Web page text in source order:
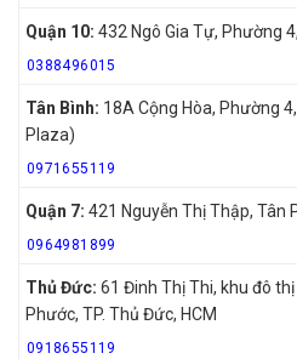
Quận 10: 432 Ngô Gia Tự, Phường
0388496015
Tân Bình: 18A Cộng Hòa, Phường
Plaza)
0971655119
Quận 7: 421 Nguyễn Thị Thập, Tân
0964981899
Thủ Đức: 61 Đinh Thị Thi, khu đô thị
Phước, TP. Thủ Đức, HCM
0918655119